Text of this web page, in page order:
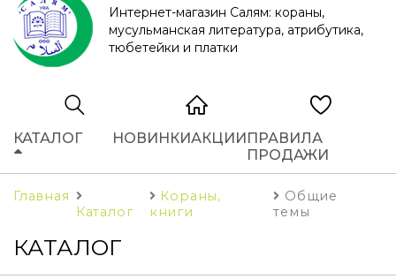
Интернет-магазин Салям: кораны,
мусульманская литература, атрибутика,
тюбетейки и платки
КАТАЛОГ НОВИНКИАКЦИИПРАВИЛА
ПРОДАЖИ
Главная
Каталог
Кораны,
книги
Общие
темы
КАТАЛОГ